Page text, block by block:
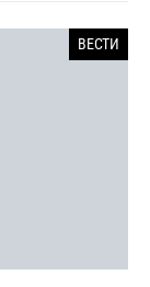
ВЕСТИ